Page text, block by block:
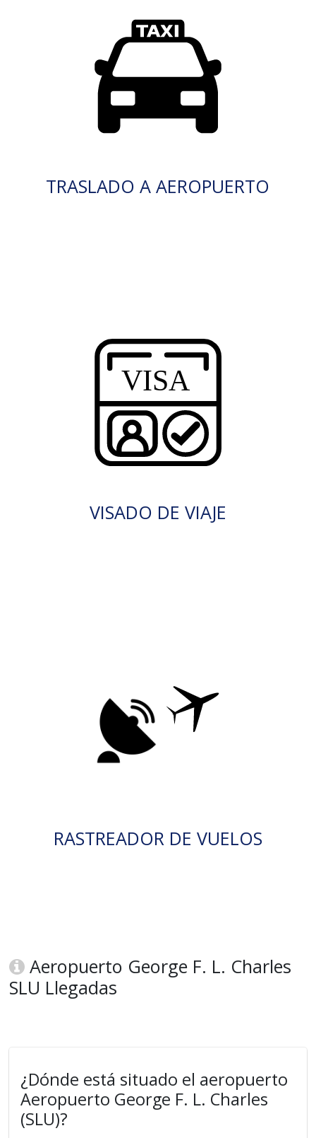
TRASLADO A AEROPUERTO
VISADO DE VIAJE
RASTREADOR DE VUELOS
Aeropuerto George F. L. Charles
SLU Llegadas
¿Dónde está situado el aeropuerto
Aeropuerto George F. L. Charles
(SLU)?